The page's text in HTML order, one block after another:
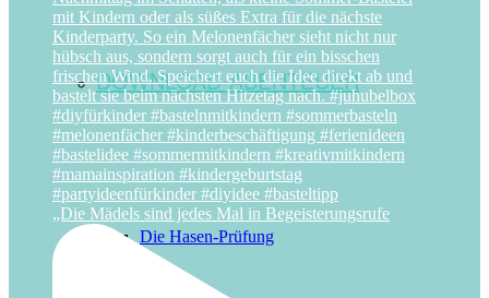
DOWNLOAD-ABENTEUER
Die Hasen-Prüfung
„Die Mädels sind jedes Mal in Begeisterungsrufe